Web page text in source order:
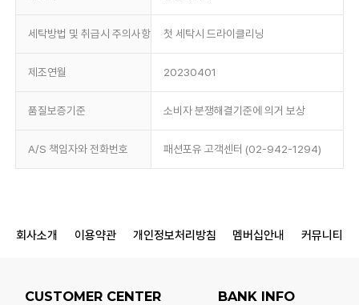
세탁방법 및 취급시 주의사항 첫 세탁시 드라이클리닝
제조연월 20230401
품질보증기준 소비자 분쟁해결기준에 의거 보상
A/S 책임자와 전화번호 패션포유 고객센터 (02-942-1294)
회사소개 이용약관 개인정보처리방침 멤버십안내 커뮤니티
CUSTOMER CENTER BANK INFO